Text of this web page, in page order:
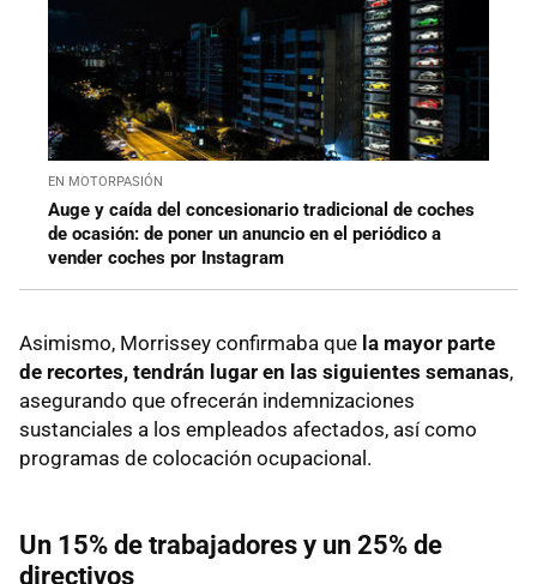
EN MOTORPASIÓN
Auge y caída del concesionario tradicional de coches
de ocasión: de poner un anuncio en el periódico a
vender coches por Instagram
Asimismo, Morrissey confirmaba que la mayor parte
de recortes, tendrán lugar en las siguientes semanas,
asegurando que ofrecerán indemnizaciones
sustanciales a los empleados afectados, así como
programas de colocación ocupacional.
Un 15% de trabajadores y un 25% de
directivos